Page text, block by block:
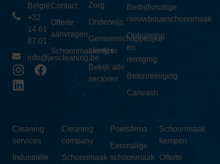
België
+32
14 61
87 01
info@jescleaning.be
Contact
Offerte
aanvragen
Schoonmaakwijzer
Zorg
Onderwijs
Gemeenschappelijke
ruimtes
Bekijk alle
sectoren
Bedrijfsmatige
nieuwbouwschoonmaak
Ontruiming
en
reiniging
Betonreiniging
Carwash
Cleaning
services
Industriële
Cleaning
company
Schoonmaak
Poetsfirma
Eenmalige
schoonmaak
Schoonmaak
kempen
Offerte